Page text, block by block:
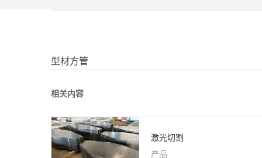
型材方管
相关内容
激光切割
产品